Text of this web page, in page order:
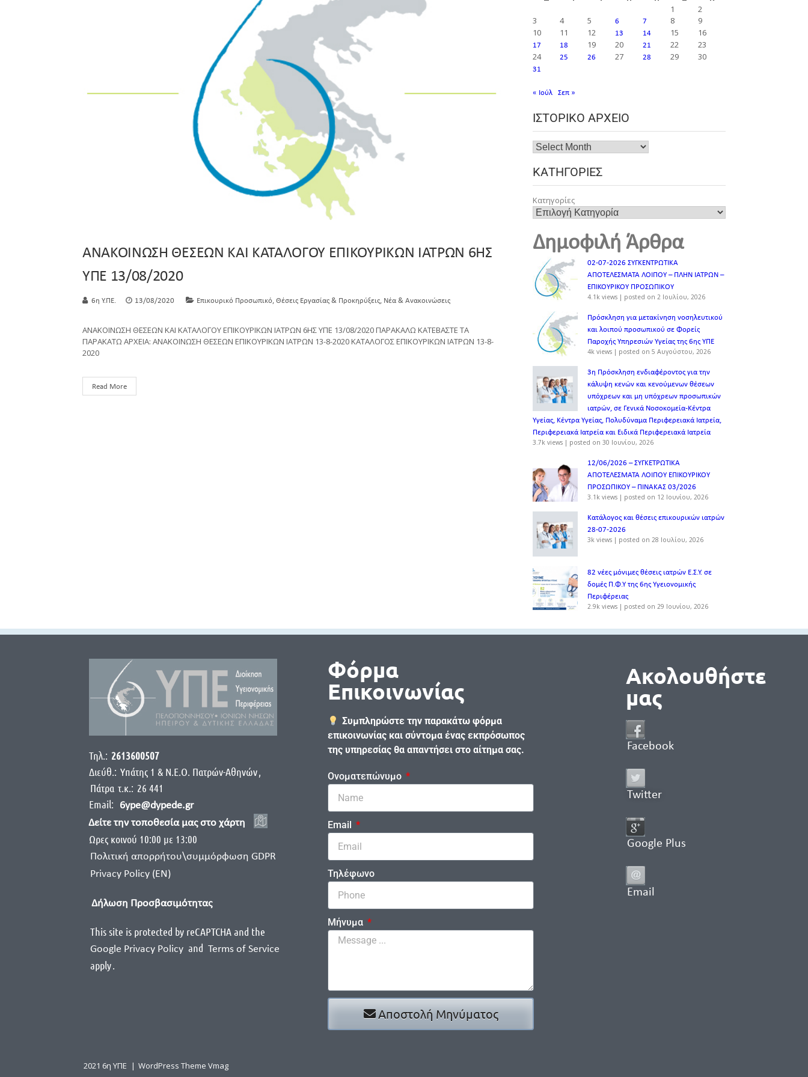
ΑΝΑΚΟΙΝΩΣΗ ΘΕΣΕΩΝ ΚΑΙ ΚΑΤΑΛΟΓΟΥ ΕΠΙΚΟΥΡΙΚΩΝ ΙΑΤΡΩΝ 6ΗΣ
ΥΠΕ 13/08/2020
6η Υ.ΠΕ. 13/08/2020 Επικουρικό Προσωπικό, Θέσεις Εργασίας & Προκηρύξεις, Νέα & Ανακοινώσεις
ΑΝΑΚΟΙΝΩΣΗ ΘΕΣΕΩΝ ΚΑΙ ΚΑΤΑΛΟΓΟΥ ΕΠΙΚΟΥΡΙΚΩΝ ΙΑΤΡΩΝ 6ΗΣ ΥΠΕ 13/08/2020 ΠΑΡΑΚΑΛΩ ΚΑΤΕΒΑΣΤΕ ΤΑ
ΠΑΡΑΚΑΤΩ ΑΡΧΕΙΑ: ΑΝΑΚΟΙΝΩΣΗ ΘΕΣΕΩΝ ΕΠΙΚΟΥΡΙΚΩΝ ΙΑΤΡΩΝ 13-8-2020 ΚΑΤΑΛΟΓΟΣ ΕΠΙΚΟΥΡΙΚΩΝ ΙΑΤΡΩΝ 13-8-
2020
Read More
1
2
3
4 5 6 7 8
9
10
11 12 13 14 15 16
17 18 19 20 21 22
23
24
25 26 27 28 29 30
31
« Ιούλ Σεπ »
ΙΣΤΟΡΙΚΌ ΑΡΧΕΊΟ
ΚΑΤΗΓΟΡΊΕΣ
Κατηγορίες
Δημοφιλή Άρθρα
02-07-2026 ΣΥΓΚΕΝΤΡΩΤΙΚΑ
ΑΠΟΤΕΛΕΣΜΑΤΑ ΛΟΙΠΟΥ – ΠΛΗΝ ΙΑΤΡΩΝ –
ΕΠΙΚΟΥΡΙΚΟΥ ΠΡΟΣΩΠΙΚOY
4.1k views | posted on 2 Ιουλίου, 2026
Πρόσκληση για μετακίνηση νοσηλευτικού
και λοιπού προσωπικού σε Φορείς
Παροχής Υπηρεσιών Υγείας της 6ης ΥΠΕ
4k views | posted on 5 Αυγούστου, 2026
3η Πρόσκληση ενδιαφέροντος για την
κάλυψη κενών και κενούμενων θέσεων
υπόχρεων και μη υπόχρεων προσωπικών
ιατρών, σε Γενικά Νοσοκομεία-Κέντρα
Υγείας, Κέντρα Υγείας, Πολυδύναμα Περιφερειακά Ιατρεία,
Περιφερειακά Ιατρεία και Ειδικά Περιφερειακά Ιατρεία
3.7k views | posted on 30 Ιουνίου, 2026
12/06/2026 – ΣΥΓΚΕΤΡΩΤΙΚΑ
ΑΠΟΤΕΛΕΣΜΑΤΑ ΛΟΙΠΟΥ ΕΠΙΚΟΥΡΙΚΟΥ
ΠΡΟΣΩΠΙΚΟΥ – ΠΙΝΑΚΑΣ 03/2026
3.1k views | posted on 12 Ιουνίου, 2026
Κατάλογος και θέσεις επικουρικών ιατρών
28-07-2026
3k views | posted on 28 Ιουλίου, 2026
82 νέες μόνιμες θέσεις ιατρών Ε.Σ.Υ. σε
δομές Π.Φ.Υ της 6ης Υγειονομικής
Περιφέρειας
2.9k views | posted on 29 Ιουνίου, 2026
Τηλ.: 2613600507
Διεύθ.: Yπάτης 1 & Ν.Ε.Ο. Πατρών-Αθηνών,
Πάτρα τ.κ.: 26 441
Email:
6ype@dypede.gr
Δείτε την τοποθεσία μας στο χάρτη
Ωρες κοινού 10:00 με 13:00
Πολιτική απορρήτου\συμμόρφωση GDPR
Privacy Policy (EN)
Δήλωση Προσβασιμότητας
This site is protected by reCAPTCHA and the
Google Privacy Policy and Terms of Service
apply.
Φόρμα
Επικοινωνίας
Συμπληρώστε την παρακάτω φόρμα
επικοινωνίας και σύντομα ένας εκπρόσωπος
της υπηρεσίας θα απαντήσει στο αίτημα σας.
Ονοματεπώνυμο
Email
Τηλέφωνο
Μήνυμα
Αποστολή Μηνύματος
Ακολουθήστε
μας
Facebook
Twitter
Google Plus
Email
2021 6η ΥΠΕ | WordPress Theme Vmag